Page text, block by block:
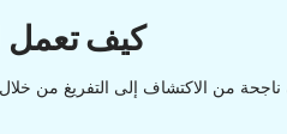
كيف تعمل